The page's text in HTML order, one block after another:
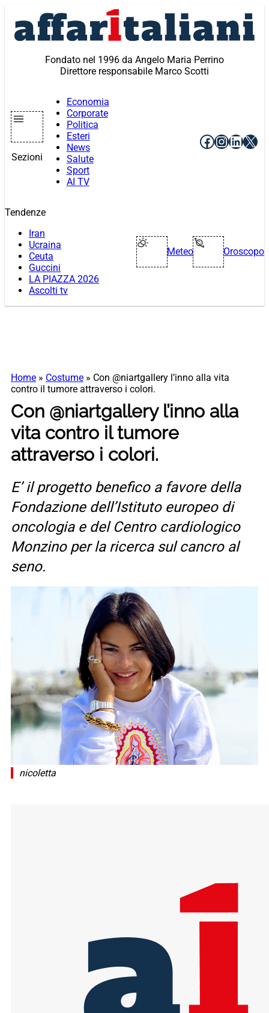
contenuto
Fondato nel 1996 da Angelo Maria Perrino
Direttore responsabile Marco Scotti
Sezioni
Economia
Corporate
Politica
Esteri
News
Salute
Sport
AI TV
Facebook
X
Tendenze
Iran
Ucraina
Ceuta
Guccini
LA PIAZZA 2026
Ascolti tv
Meteo Oroscopo
Home » Costume » Con @niartgallery l’inno alla vita
contro il tumore attraverso i colori.
Con @niartgallery l’inno alla
vita contro il tumore
attraverso i colori.
E’ il progetto benefico a favore della
Fondazione dell’Istituto europeo di
oncologia e del Centro cardiologico
Monzino per la ricerca sul cancro al
seno.
nicoletta